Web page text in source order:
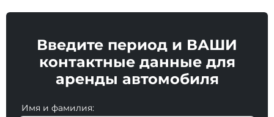
Введите период и ВАШИ
контактные данные для
аренды автомобиля
Имя и фамилия: